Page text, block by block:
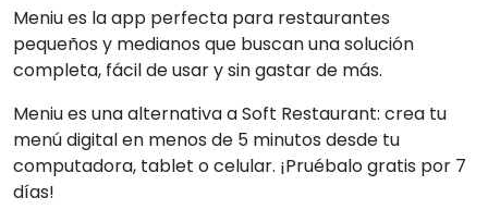
Meniu es la app perfecta para restaurantes
pequeños y medianos que buscan una solución
completa, fácil de usar y sin gastar de más.
Meniu es una alternativa a Soft Restaurant: crea tu
menú digital en menos de 5 minutos desde tu
computadora, tablet o celular. ¡Pruébalo gratis por 7
días!